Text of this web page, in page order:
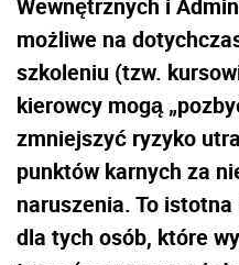
Wewnętrznych i
możliwe na
szkoleniu (tzw.
kierowcy mogą
zmniejszyć ryzyko
punktów karnych za
naruszenia. To
dla tych osób, które